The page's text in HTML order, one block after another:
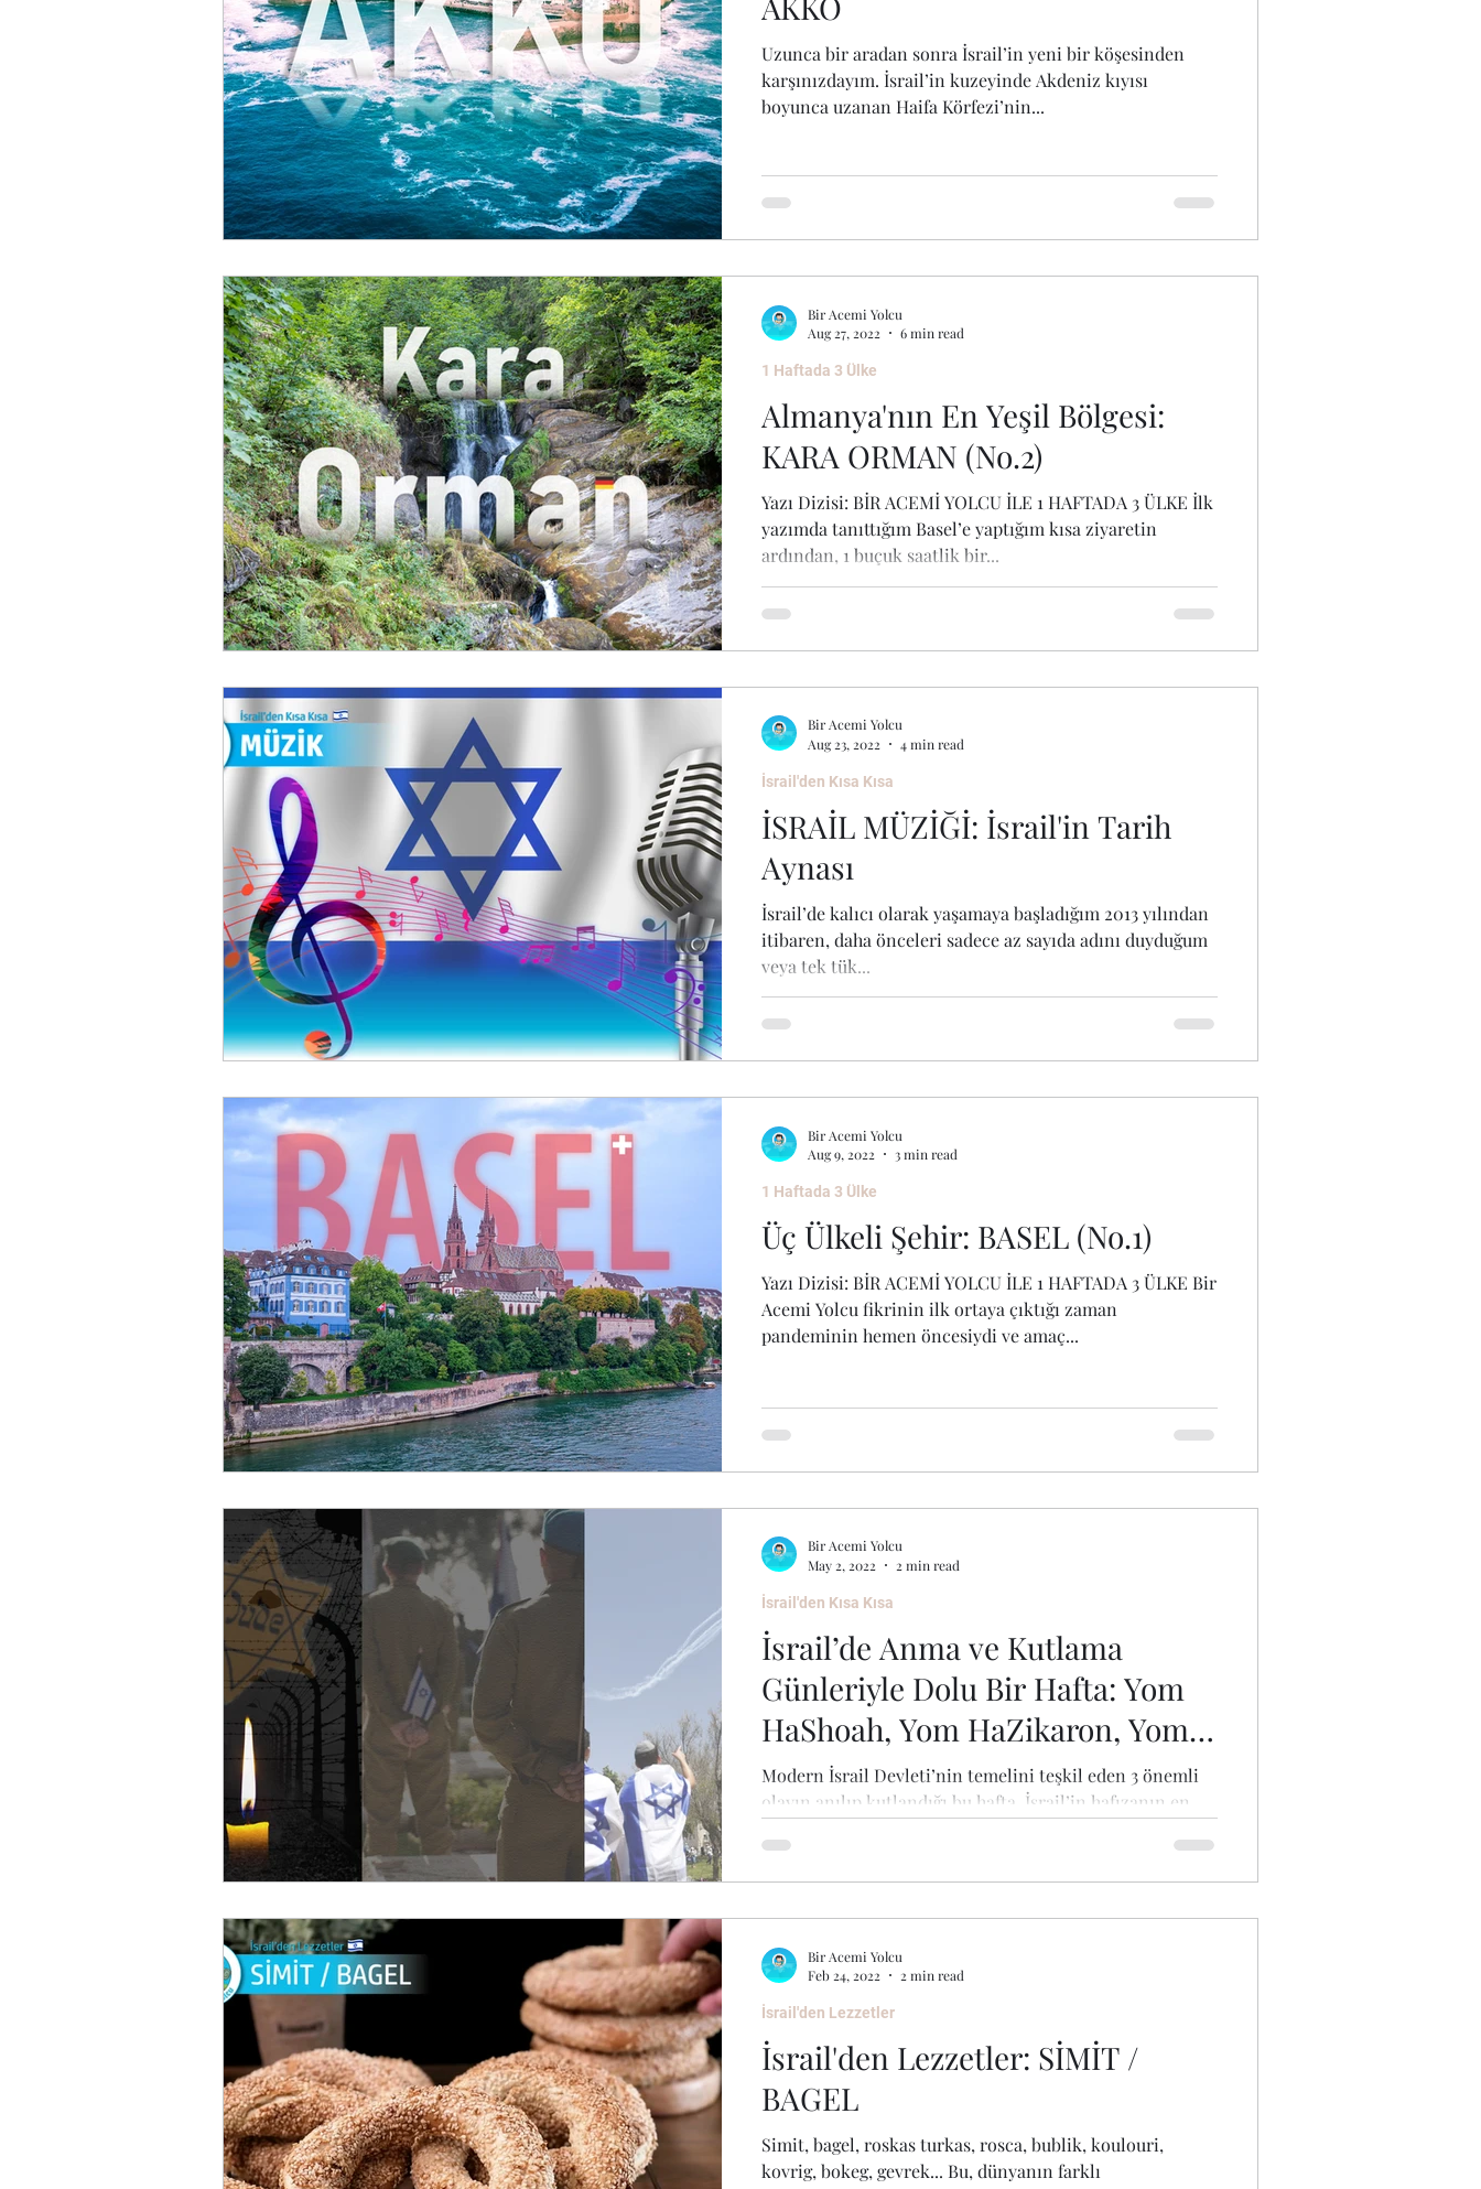
Uzunca bir aradan sonra İsrail’in yeni bir köşesinden
karşınızdayım. İsrail’in kuzeyinde Akdeniz kıyısı
boyunca uzanan Haifa Körfezi’nin...
Almanya'nın En Yeşil Bölgesi:
KARA ORMAN (No.2)
Yazı Dizisi: BİR ACEMİ YOLCU İLE 1 HAFTADA 3 ÜLKE İlk
yazımda tanıttığım Basel’e yaptığım kısa ziyaretin
ardından, 1 buçuk saatlik bir...
1 Haftada 3 Ülke
Bir Acemi Yolcu
Aug 27, 2022
6 min read
İSRAİL MÜZİĞİ: İsrail'in Tarih
Aynası
İsrail’de kalıcı olarak yaşamaya başladığım 2013 yılından
itibaren, daha önceleri sadece az sayıda adını duyduğum
veya tek tük...
İsrail'den Kısa Kısa
Bir Acemi Yolcu
Aug 23, 2022
4 min read
Üç Ülkeli Şehir: BASEL (No.1)
Yazı Dizisi: BİR ACEMİ YOLCU İLE 1 HAFTADA 3 ÜLKE Bir
Acemi Yolcu fikrinin ilk ortaya çıktığı zaman
pandeminin hemen öncesiydi ve amaç...
1 Haftada 3 Ülke
Bir Acemi Yolcu
Aug 9, 2022
3 min read
İsrail’de Anma ve Kutlama
Günleriyle Dolu Bir Hafta: Yom
HaShoah, Yom HaZikaron, Yom
HaAtzmaut
Modern İsrail Devleti’nin temelini teşkil eden 3 önemli
olayın anılıp kutlandığı bu hafta, İsrail’in hafızanın en
İsrail'den Kısa Kısa
Bir Acemi Yolcu
May 2, 2022
2 min read
İsrail'den Lezzetler: SİMİT /
BAGEL
Simit, bagel, roskas turkas, rosca, bublik, koulouri,
kovrig, bokeg, gevrek... Bu, dünyanın farklı
İsrail'den Lezzetler
Bir Acemi Yolcu
Feb 24, 2022
2 min read